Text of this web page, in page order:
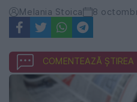
Melania Stoica 8
COMENTEAZĂ ȘTIREA